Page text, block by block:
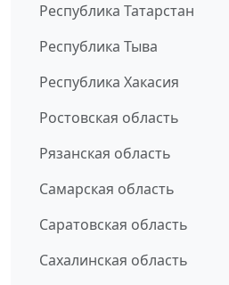
Республика Татарстан
Республика Тыва
Республика Хакасия
Ростовская область
Рязанская область
Самарская область
Саратовская область
Сахалинская область